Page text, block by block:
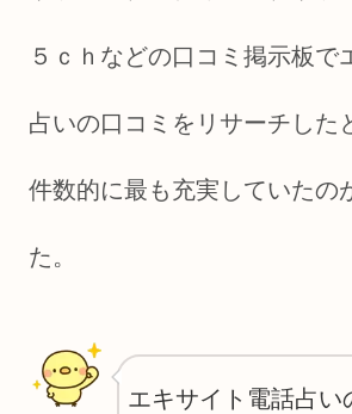
５ｃｈなどの口コミ掲示板で
占いの口コミをリサーチした
件数的に最も充実していたの
た。
エキサイト電話占い